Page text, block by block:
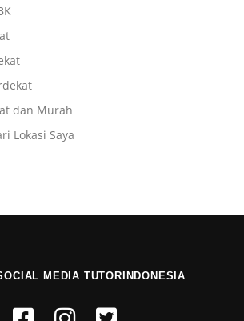
dan Murah
Lokasi Saya
MEDIA TUTORINDONESIA